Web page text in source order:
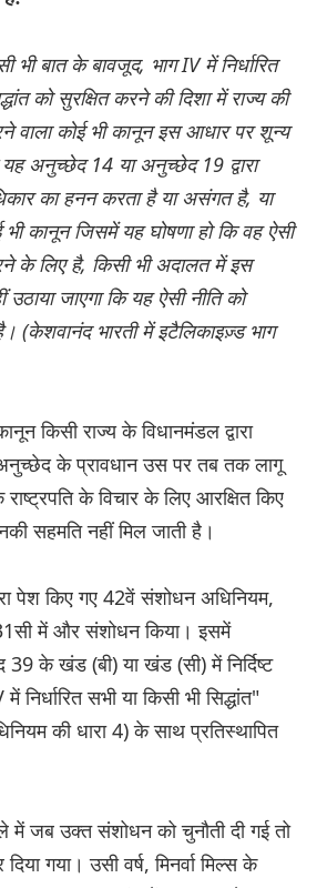
बात के बावजूद, भाग IV में निर्धारित
को सुरक्षित करने की दिशा में राज्य की
वाला कोई भी कानून इस आधार पर शून्य
यह अनुच्छेद 14 या अनुच्छेद 19 द्वारा
का हनन करता है या असंगत है, या
कानून जिसमें यह घोषणा हो कि वह ऐसी
के लिए है, किसी भी अदालत में इस
जाएगा कि यह ऐसी नीति को
(केशवानंद भारती में इटैलिकाइज़्ड भाग
किसी राज्य के विधानमंडल द्वारा
अनुच्छेद के प्रावधान उस पर तब तक लागू
के विचार के लिए आरक्षित किए
सहमति नहीं मिल जाती है।
पेश किए गए 42वें संशोधन अधिनियम,
में और संशोधन किया। इसमें
के खंड (बी) या खंड (सी) में निर्दिष्ट
निर्धारित सभी या किसी भी सिद्धांत"
की धारा 4) के साथ प्रतिस्थापित
में जब उक्त संशोधन को चुनौती दी गई तो
गया। उसी वर्ष, मिनर्वा मिल्स के